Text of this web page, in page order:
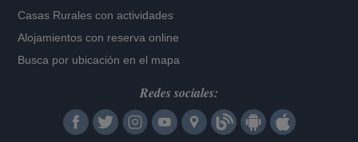
Casas Rurales con actividades
Alojamientos con reserva online
Busca por ubicación en el mapa
Redes sociales: